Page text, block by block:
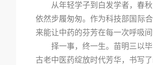
从年轻学子到白发学者，春
依然步履匆匆。作为科技部国际
来能让中药的芬芳在每一次呼吸
择一事，终一生。苗明三以
古老中医药绽放时代芳华，书写